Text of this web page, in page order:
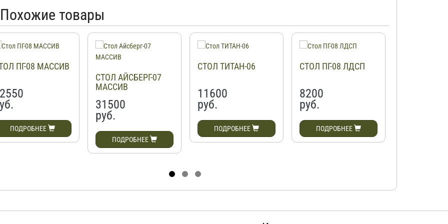
товары
ПГ-08 МАССИВ
ПОДРОБНЕЕ
СТОЛ АЙСБЕРГ-07
МАССИВ
31500
руб.
ПОДРОБНЕЕ
СТОЛ ТИТАН-06
11600
руб.
ПОДРОБНЕЕ
СТОЛ ПГ-08 ЛДСП
8200
руб.
ПОДРОБНЕЕ